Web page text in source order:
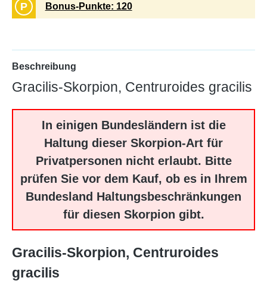
P Bonus-Punkte: 120
Beschreibung
Gracilis-Skorpion, Centruroides gracilis
In einigen Bundesländern ist die
Haltung dieser Skorpion-Art für
Privatpersonen nicht erlaubt. Bitte
prüfen Sie vor dem Kauf, ob es in Ihrem
Bundesland Haltungsbeschränkungen
für diesen Skorpion gibt.
Gracilis-Skorpion, Centruroides
gracilis